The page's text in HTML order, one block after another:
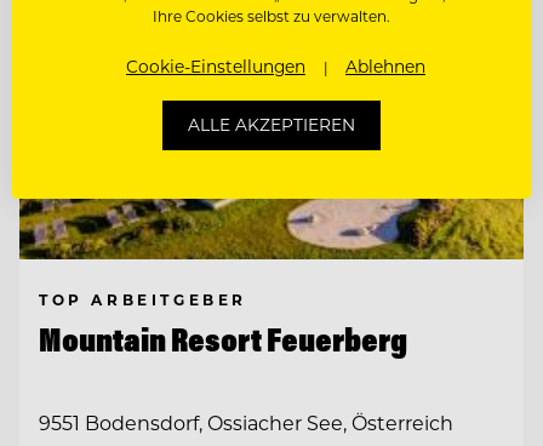
TOP ARBEITGEBER
Mountain Resort Feuerberg
9551 Bodensdorf, Ossiacher See, Österreich
Ihre Cookies selbst zu verwalten.
Cookie-Einstellungen Ablehnen
ALLE AKZEPTIEREN